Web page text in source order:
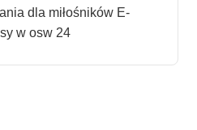
dla miłośników E-
w osw 24